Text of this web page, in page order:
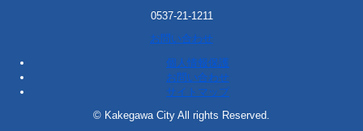
0537-21-1211
お問い合わせ
個人情報保護
お問い合わせ
サイトマップ
© Kakegawa City All rights Reserved.